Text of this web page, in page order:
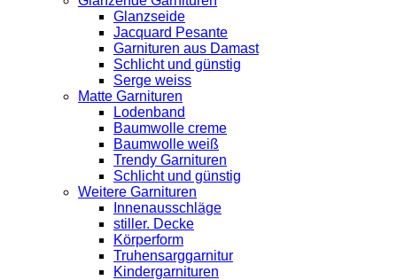
Glanzseide
Jacquard Pesante
Garnituren aus Damast
Schlicht und günstig
Serge weiss
Matte Garnituren
Lodenband
Baumwolle creme
Baumwolle weiß
Trendy Garnituren
Schlicht und günstig
Weitere Garnituren
Innenausschläge
stiller. Decke
Körperform
Truhensarggarnitur
Kindergarnituren